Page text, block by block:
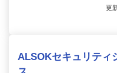
更
ALSOKセキュリティ